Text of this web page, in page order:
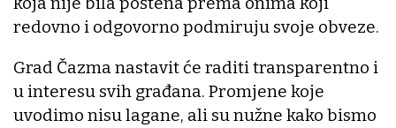
redovno i odgovorno podmiruju svoje obveze.
Grad Čazma nastavit će raditi transparentno i
u interesu svih građana. Promjene koje
uvodimo nisu lagane, ali su nužne kako bismo